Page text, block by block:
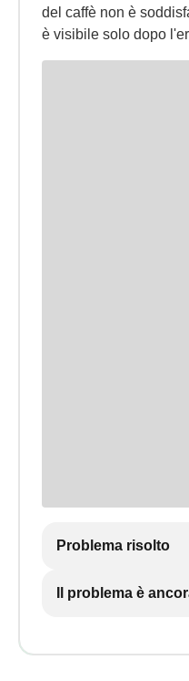
del caffè non è
è visibile solo dopo
Problema risolto
Il problema è